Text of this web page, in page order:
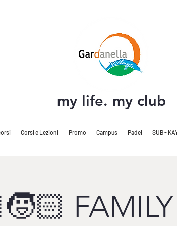
my life. my club
Corsi e Lezioni Promo Campus Padel SUB -